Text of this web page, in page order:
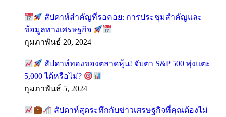
สัปดาห์สำคัญที่รอคอย: การประชุมสำคัญและ
ข้อมูลทางเศรษฐกิจ
กุมภาพันธ์ 20, 2024
สัปดาห์ทองของตลาดหุ้น! จับตา S&P 500 พุ่งแตะ
5,000 ได้หรือไม่?
กุมภาพันธ์ 5, 2024
สัปดาห์สุดระทึกกับข่าวเศรษฐกิจที่คุณต้องไม่